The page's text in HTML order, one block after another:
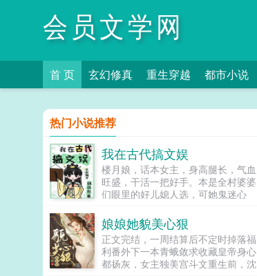
会员文学网
首 页 玄幻修真 重生穿越 都市小说
热门小说推荐
我在古代搞文娱
楼月娘，话本女主，身高腿长，气血
旺盛，干活一把好手。本是全村婆婆
们眼里的好儿媳人选，可她鬼迷心
辛苦挖野菜，供养小白脸，可小白脸
上岸第一剑，先斩供养人。楼欣月，
刚失业的文娱小编，提桶回老家，本
打算大展身手搞副业。谁知穿成了话
本里挖野菜养小白脸的苦情女！诶，
娘娘她貌美心狠
正文完结，一周结算后不定时掉落福
利番外下一本青蛾敛求收藏皇帝身心
都扬灰，女主独美宫斗文重生前，沈